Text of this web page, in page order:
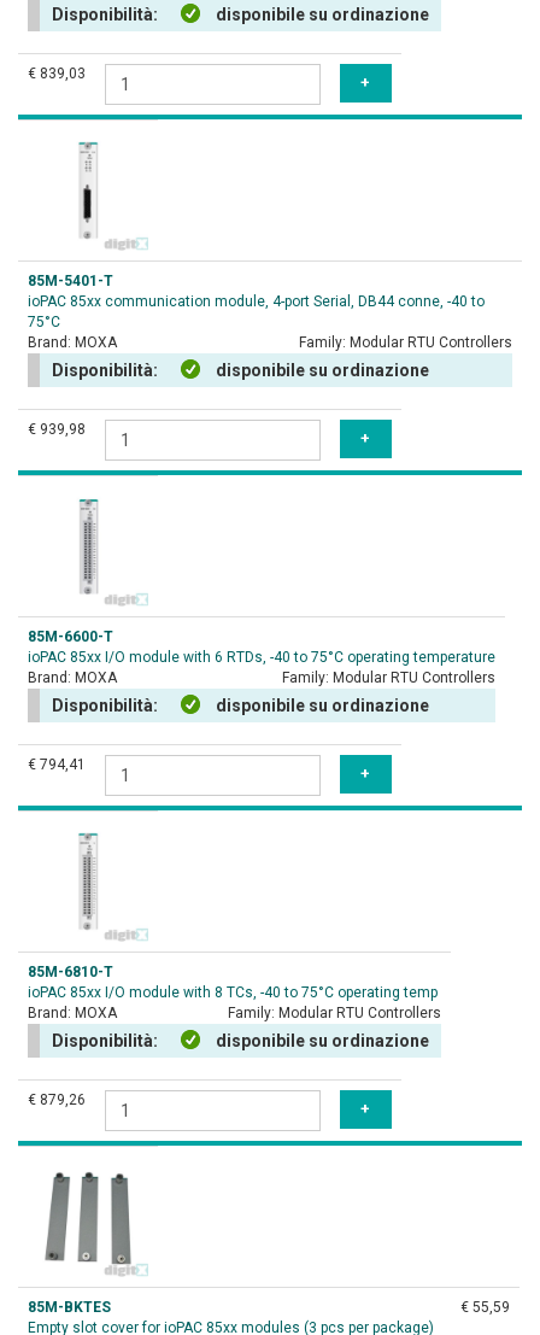
Disponibilità: disponibile su ordinazione
€ 839,03
85M-5401-T
ioPAC 85xx communication module, 4-port Serial, DB44 conne, -40 to
75°C
Brand: MOXA Family: Modular RTU Controllers
Disponibilità: disponibile su ordinazione
€ 939,98
85M-6600-T
ioPAC 85xx I/O module with 6 RTDs, -40 to 75°C operating temperature
Brand: MOXA Family: Modular RTU Controllers
Disponibilità: disponibile su ordinazione
€ 794,41
85M-6810-T
ioPAC 85xx I/O module with 8 TCs, -40 to 75°C operating temp
Brand: MOXA Family: Modular RTU Controllers
Disponibilità: disponibile su ordinazione
€ 879,26
85M-BKTES
Empty slot cover for ioPAC 85xx modules (3 pcs per package)
€ 55,59